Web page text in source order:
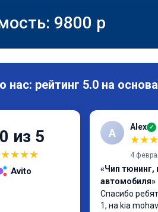
9800 p
рейтинг 5.0 на
из 5
★★★★
Avito
A Alex ✓
★★★
4
«Чип тюнинг,
автомобиля»
Спасибо
1, на kia